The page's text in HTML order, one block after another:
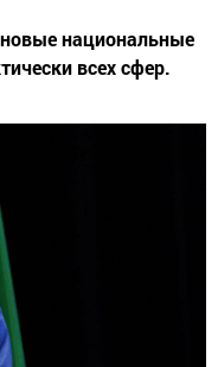
национальные
всех сфер.